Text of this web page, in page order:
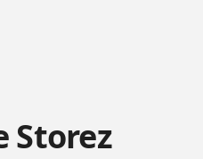
Storez